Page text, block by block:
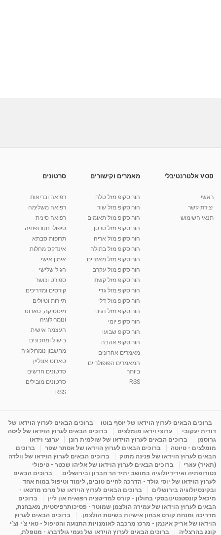
VOD אלטרנטיבלי
ראשי
יצירת קשר
תנאי השימוש
מאמרים וקישורים
הורוסקופ מזל טלה
הורוסקופ מזל שור
הורוסקופ מזל תאומים
הורוסקופ מזל סרטן
הורוסקופ מזל אריה
הורוסקופ מזל בתולה
הורוסקופ מזל מאזניים
הורוסקופ מזל עקרב
הורוסקופ מזל קשת
הורוסקופ מזל גדי
הורוסקופ מזל דלי
הורוסקופ מזל דגים
הורוסקופ יומי
הורוסקופ שבועי
הורוסקופ אהבה
מאמרים אחרונים
המאמרים הפופולריים
ביותר
RSS
סרטונים
רפואה ובריאות
רפואה משלימה
רפואה סינית
טיפולי נטורופתיה
תרופות סבתא
אינדקס מחלות
אימון אישי
הגיל שלישי
ספורט וכושר
קורסים ומדריכים
תיירות וטיולים
מיסטיקה, טארוט
ונומרולוגיה
העצמה אישית
בישול ומתכונים
מחשבון נומרולוגיה
טארוט אונליין
סרטונים חדשים
סרטונים מובילים
RSS
ברוכים הבאים לערוץ הוידאו של יוסף בוטו
ברוכים הבאים לערוץ הוידאו של
דורית יעקובי
ערוצי וידאו מומלצים
ברוכים הבאים לערוץ הוידאו של ליסה
גרוסמן
ברוכים הבאים לערוץ הוידאו של שולמית רונן
ערוצי וידאו
מומלצים - טיוטה
ברוכים הבאים לערוץ הוידאו של אסתר שפר
ברוכים
הבאים לערוץ הוידאו של פנינה מתוק
ברוכים הבאים לערוץ הוידאו של וולדה
(תאיר) עוזרי
ברוכים הבאים לערוץ הוידאו של אליהו שכטר - טיפולי
נטורופתיה ואירידיולוגיה במושב יתיר הר חברון ובירושלים
ברוכים הבאים
לערוץ הוידאו של יוסי גולד - הדרכה לחיים טובים, לימוד וטיפול במוח אחד
ובקינסיולוגיה בירושלים
ברוכים הבאים לערוץ הוידאו של מרכז מדטאו -
מיכאל קונסטנטינובסקי בחולון - קורס למדיטציה רפואית און ליין
ברוכים
הבאים לערוץ הוידאו של עמירה הולצמן שמוטר - פסיכותרפיסטית, מאבחנת,
מדריכה ומנחת קורס אבחון אישיות בשיטת הולצמן.
ברוכים הבאים לערוץ
הוידאו של אריק איזנמן - מרכז מרכבה לאומנויות התנועה והטיפול - טאי צ'י וצ'י
קונג בהרצליה
ברוכים הבאים לערוץ הוידאו של נעמי גולדברג - מטפלת,